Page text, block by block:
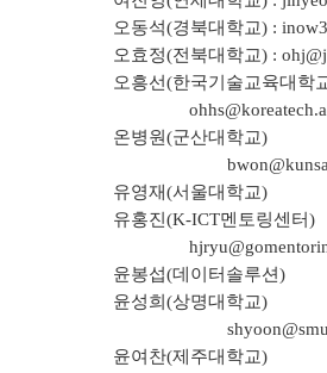
오동석(경북대학교) :
오효정(전북대학교) :
오흥선(한국기술교육대학
온병원(군산대학교)
유영재(서울대학교)
유홍진(K-ICT멘토링센터)
윤봉섭(데이터솔루션)
윤성희(상명대학교)
윤여찬(제주대학교)